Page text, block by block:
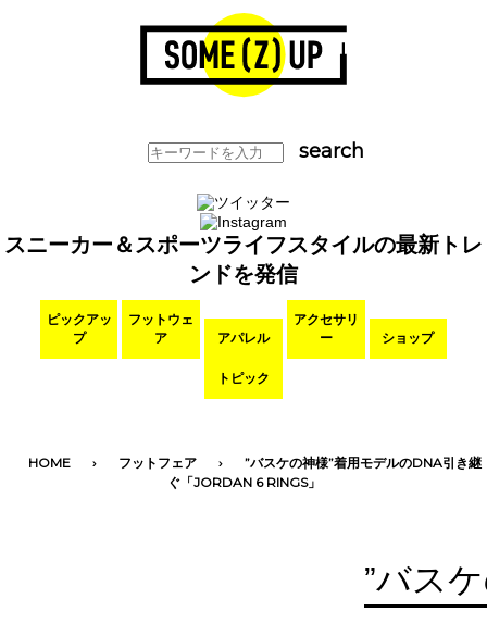
スニーカー＆スポーツライフスタイルの最新トレ
ンドを発信
ピックアッ
プ
フットウェ
ア
アパレル
アクセサリ
ー
ショップ
トピック
HOME フットフェア
”バスケの神様”着用モデルのDNA引き継
ぐ「JORDAN 6 RINGS」
”バス